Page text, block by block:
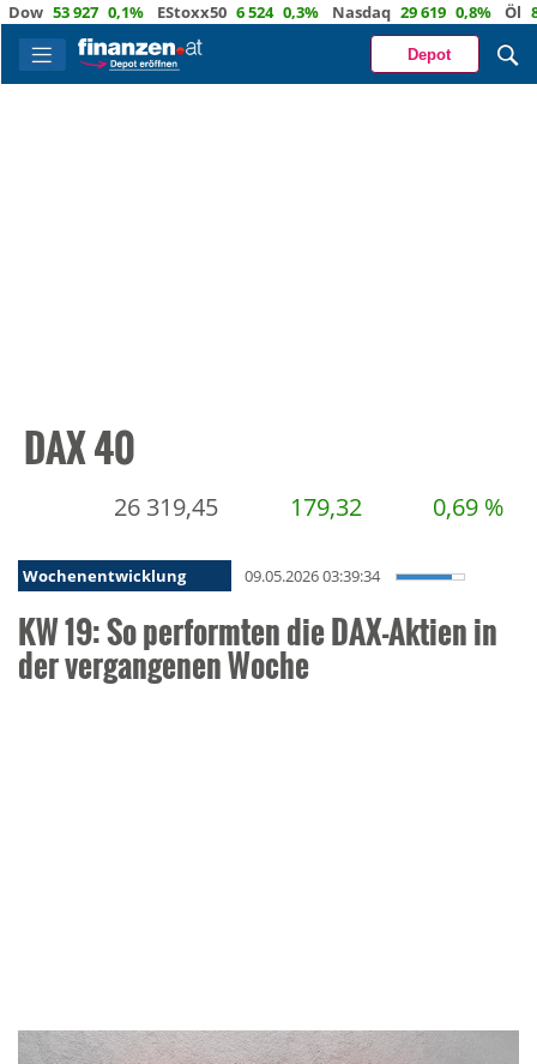
53 927 0,1% EStoxx50 6 524 0,3% Nasdaq 29 619 0,8% Öl 83,7
Depot
DAX 40
26 319,45 179,32 0,69 %
Wochenentwicklung 09.05.2026 03:39:34
KW 19: So performten die DAX-Aktien in
der vergangenen Woche